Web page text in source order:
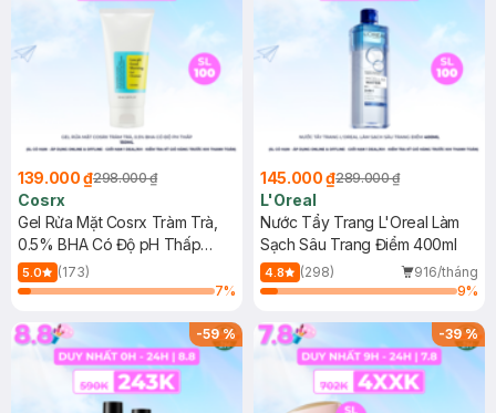
139.000 ₫298.000 ₫
Cosrx
Gel Rửa Mặt Cosrx Tràm Trà,
0.5% BHA Có Độ pH Thấp
150ml
5.0
(173)
7%
145.000 ₫289.000 ₫
L'Oreal
Nước Tẩy Trang L'Oreal Làm
Sạch Sâu Trang Điểm 400ml
4.8 (298)
916/tháng
9%
-59% -39%